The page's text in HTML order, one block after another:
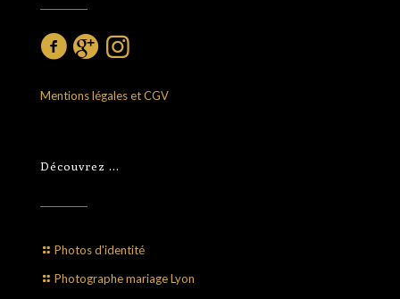
Mentions légales et CGV
Découvrez …
Photos d'identité
Photographe mariage Lyon